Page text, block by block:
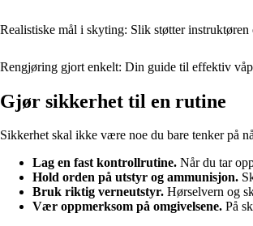
Realistiske mål i skyting: Slik støtter
Rengjøring gjort enkelt: Din guide til effektiv
Gjør sikkerhet til en rutine
Sikkerhet skal ikke være noe du bare tenker på
Lag en fast kontrollrutine. Når du tar
Hold orden på utstyr og ammunisjon.
Bruk riktig verneutstyr. Hørselvern og
Vær oppmerksom på omgivelsene. På